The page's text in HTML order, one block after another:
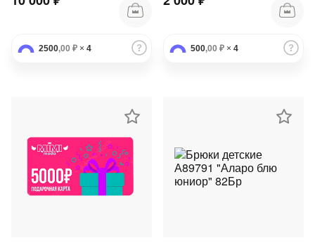
2500,00 ₽ × 4 500,00 ₽ × 4